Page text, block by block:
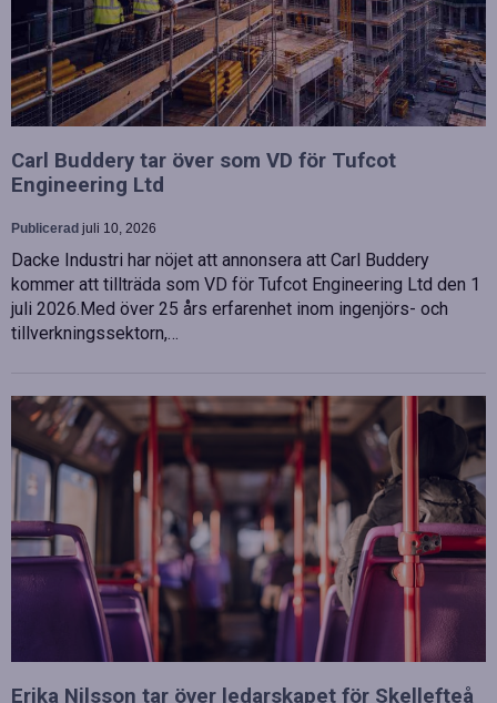
Carl Buddery tar över som VD för Tufcot
Engineering Ltd
Publicerad juli 10, 2026
Dacke Industri har nöjet att annonsera att Carl Buddery
kommer att tillträda som VD för Tufcot Engineering Ltd den 1
juli 2026.Med över 25 års erfarenhet inom ingenjörs- och
tillverkningssektorn,…
Erika Nilsson tar över ledarskapet för Skellefteå